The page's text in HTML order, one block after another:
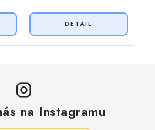
na Instagramu